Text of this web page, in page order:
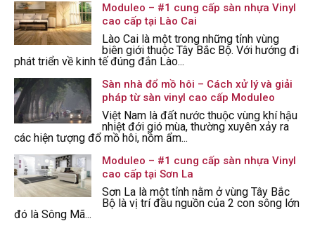
Moduleo – #1 cung cấp sàn nhựa Vinyl
cao cấp tại Lào Cai
Lào Cai là một trong những tỉnh vùng
biên giới thuộc Tây Bắc Bộ. Với hướng đi
phát triển về kinh tế đúng đắn Lào...
Sàn nhà đổ mồ hôi – Cách xử lý và giải
pháp từ sàn vinyl cao cấp Moduleo
Việt Nam là đất nước thuộc vùng khí hậu
nhiệt đới gió mùa, thường xuyên xảy ra
các hiện tượng đổ mồ hôi, nồm ẩm...
Moduleo – #1 cung cấp sàn nhựa Vinyl
cao cấp tại Sơn La
Sơn La là một tỉnh nằm ở vùng Tây Bắc
Bộ là vị trí đầu nguồn của 2 con sông lớn
đó là Sông Mã...